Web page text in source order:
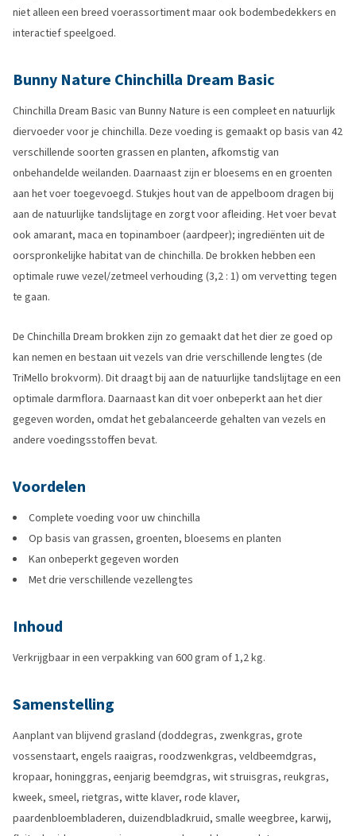
niet alleen een breed voerassortiment maar ook bodembedekkers en
interactief speelgoed.
Bunny Nature Chinchilla Dream Basic
Chinchilla Dream Basic van Bunny Nature is een compleet en natuurlijk
diervoeder voor je chinchilla. Deze voeding is gemaakt op basis van 42
verschillende soorten grassen en planten, afkomstig van
onbehandelde weilanden. Daarnaast zijn er bloesems en en groenten
aan het voer toegevoegd. Stukjes hout van de appelboom dragen bij
aan de natuurlijke tandslijtage en zorgt voor afleiding. Het voer bevat
ook amarant, maca en topinamboer (aardpeer); ingrediënten uit de
oorspronkelijke habitat van de chinchilla. De brokken hebben een
optimale ruwe vezel/zetmeel verhouding (3,2 : 1) om vervetting tegen
te gaan.
De Chinchilla Dream brokken zijn zo gemaakt dat het dier ze goed op
kan nemen en bestaan uit vezels van drie verschillende lengtes (de
TriMello brokvorm). Dit draagt bij aan de natuurlijke tandslijtage en een
optimale darmflora. Daarnaast kan dit voer onbeperkt aan het dier
gegeven worden, omdat het gebalanceerde gehalten van vezels en
andere voedingsstoffen bevat.
Voordelen
Complete voeding voor uw chinchilla
Op basis van grassen, groenten, bloesems en planten
Kan onbeperkt gegeven worden
Met drie verschillende vezellengtes
Inhoud
Verkrijgbaar in een verpakking van 600 gram of 1,2 kg.
Samenstelling
Aanplant van blijvend grasland (doddegras, zwenkgras, grote
vossenstaart, engels raaigras, roodzwenkgras, veldbeemdgras,
kropaar, honinggras, eenjarig beemdgras, wit struisgras, reukgras,
kweek, smeel, rietgras, witte klaver, rode klaver,
paardenbloembladeren, duizendbladkruid, smalle weegbree, karwij,